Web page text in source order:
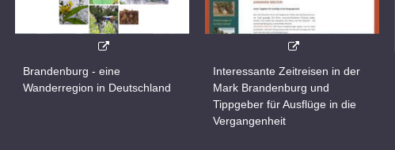
Brandenburg - eine
Wanderregion in Deutschland
Interessante Zeitreisen in der
Mark Brandenburg und
Tippgeber für Ausflüge in die
Vergangenheit